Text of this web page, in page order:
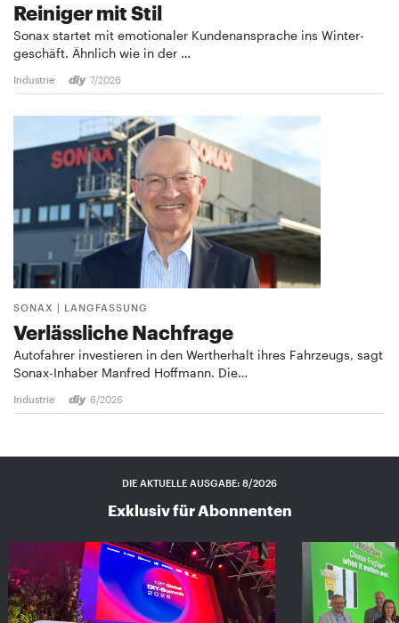
Reiniger mit Stil
Sonax startet mit emotionaler Kundenansprache ins ­Winter­
geschäft. Ähnlich wie in der …
Industrie 7/2026
SONAX | LANGFASSUNG
Verlässliche Nachfrage
Autofahrer investieren in den Wertherhalt ihres Fahrzeugs, sagt
Sonax-Inhaber Manfred Hoffmann. Die…
Industrie 6/2026
DIE AKTUELLE AUSGABE: 8/2026
Exklusiv für Abonnenten